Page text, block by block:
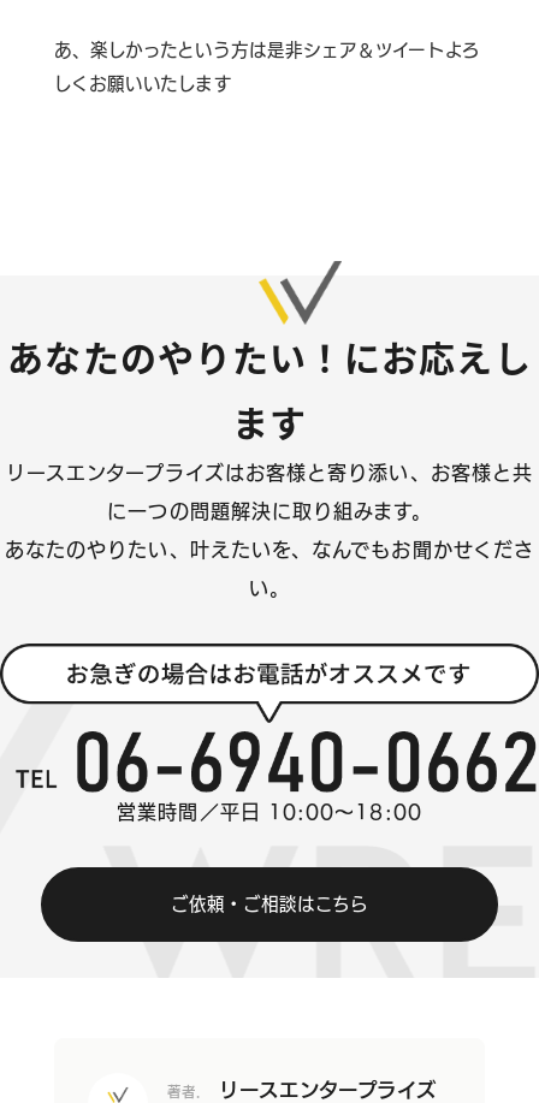
あ、楽しかったという方は是非シェア＆ツイートよろ
しくお願いいたします
あなたのやりたい！にお応えし
ます
リースエンタープライズはお客様と寄り添い、 お客様と共
に一つの問題解決に取り組みます。
あなたのやりたい、叶えたいを、なんでもお聞かせくださ
い。
営業時間／平日 10:00～18:00
ご依頼・ご相談はこちら
著者.
リースエンタープライズ